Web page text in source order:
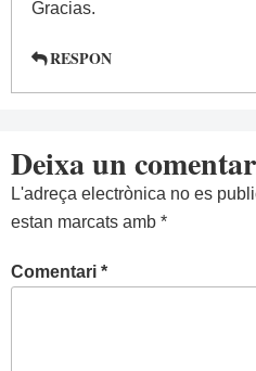
Gracias.
RESPON
Deixa un
L'adreça electrònica no es
estan marcats amb *
Comentari *